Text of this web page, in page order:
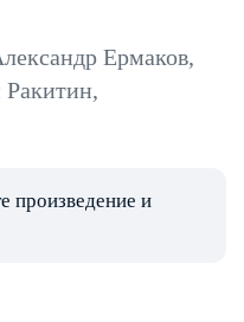
Ермаков,
,
произведение и